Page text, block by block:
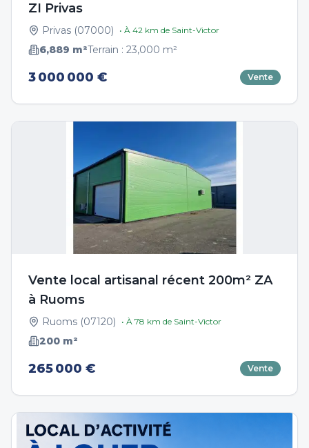
ZI Privas
Privas (07000) • À 42 km de Saint-Victor
6,889 m²Terrain : 23,000 m²
3 000 000 € Vente
Vente local artisanal récent 200m² ZA
à Ruoms
Ruoms (07120) • À 78 km de Saint-Victor
200 m²
265 000 € Vente